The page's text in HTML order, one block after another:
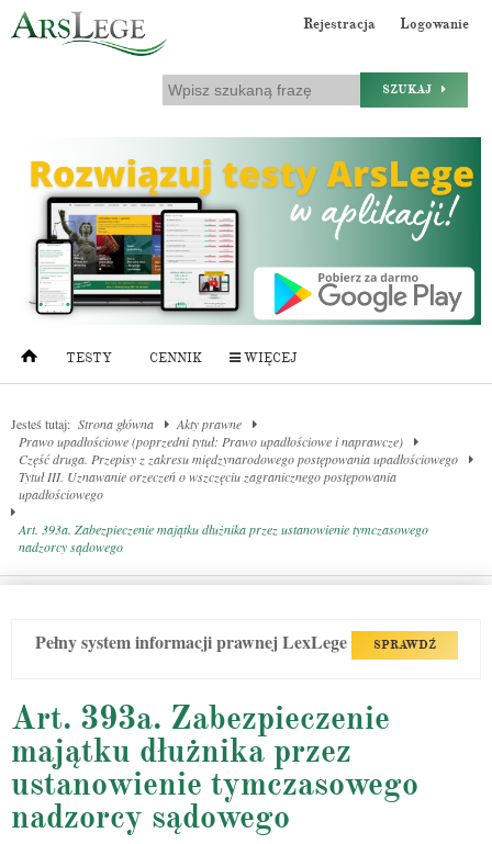
Rejestracja Logowanie
SZUKAJ
TESTY CENNIK WIĘCEJ
Jesteś tutaj: Strona główna
Akty prawne
Prawo upadłościowe (poprzedni tytuł: Prawo upadłościowe i naprawcze)
Część druga. Przepisy z zakresu międzynarodowego postępowania upadłościowego
Tytuł III. Uznawanie orzeczeń o wszczęciu zagranicznego postępowania
upadłościowego
Art. 393a. Zabezpieczenie majątku dłużnika przez ustanowienie tymczasowego
nadzorcy sądowego
Pełny system informacji prawnej LexLege SPRAWDŹ
Art. 393a. Zabezpieczenie
majątku dłużnika przez
ustanowienie tymczasowego
nadzorcy sądowego